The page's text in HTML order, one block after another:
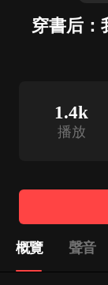
穿書后：
1.4k
播放
概覽 聲音